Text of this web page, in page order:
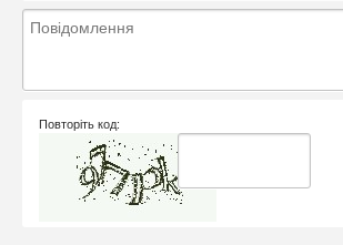
Повторіть код: